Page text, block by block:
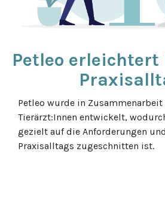
Petleo erleichtert
Petleo wurde in
Tierärzt:Innen entwickelt,
gezielt auf die Anforderungen
Praxisalltags zugeschnitten ist.